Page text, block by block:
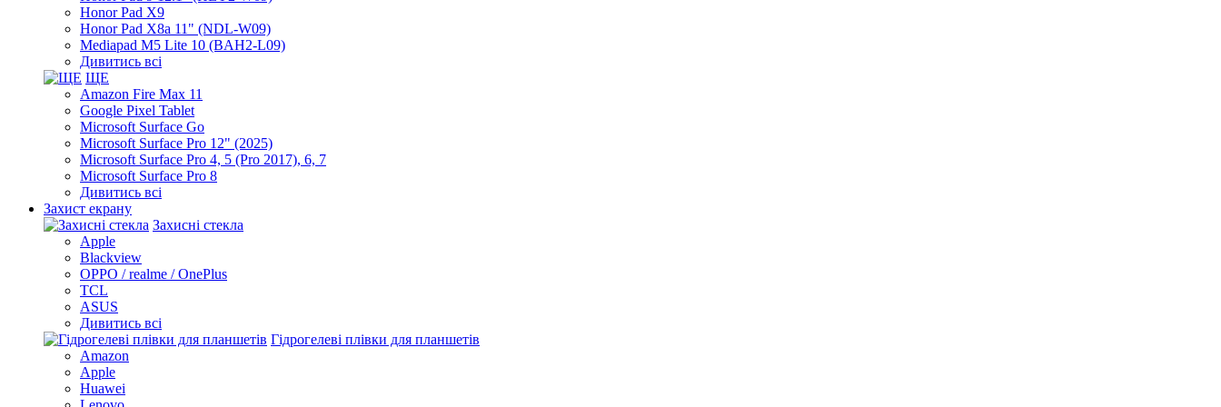
Honor Pad X9
Honor Pad X8a 11" (NDL-W09)
Mediapad M5 Lite 10 (BAH2-L09)
Дивитись всі
ЩЕ
Amazon Fire Max 11
Google Pixel Tablet
Microsoft Surface Go
Microsoft Surface Pro 12" (2025)
Microsoft Surface Pro 4, 5 (Pro 2017), 6, 7
Microsoft Surface Pro 8
Дивитись всі
Захист екрану
Захисні стекла
Apple
Blackview
OPPO / realme / OnePlus
TCL
ASUS
Дивитись всі
Гідрогелеві плівки для планшетів
Amazon
Apple
Huawei